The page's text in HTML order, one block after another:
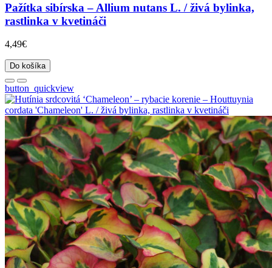
Pažítka sibírska – Allium nutans L. / živá bylinka,
rastlinka v kvetináči
4,49€
Do košíka
button_quickview